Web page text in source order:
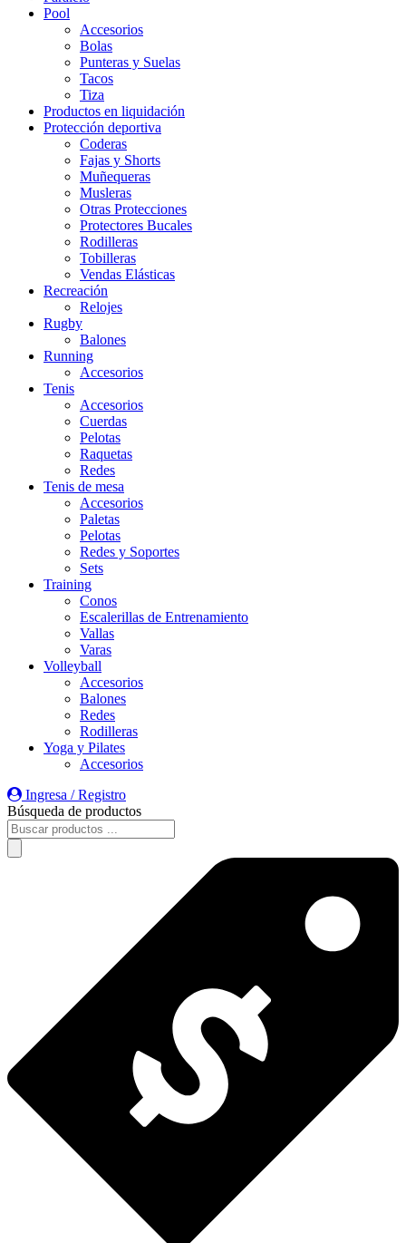
Pool
Accesorios
Bolas
Punteras y Suelas
Tacos
Tiza
Productos en liquidación
Protección deportiva
Coderas
Fajas y Shorts
Muñequeras
Musleras
Otras Protecciones
Protectores Bucales
Rodilleras
Tobilleras
Vendas Elásticas
Recreación
Relojes
Rugby
Balones
Running
Accesorios
Tenis
Accesorios
Cuerdas
Pelotas
Raquetas
Redes
Tenis de mesa
Accesorios
Paletas
Pelotas
Redes y Soportes
Sets
Training
Conos
Escalerillas de Entrenamiento
Vallas
Varas
Volleyball
Accesorios
Balones
Redes
Rodilleras
Yoga y Pilates
Accesorios
Ingresa / Registro
Búsqueda de productos